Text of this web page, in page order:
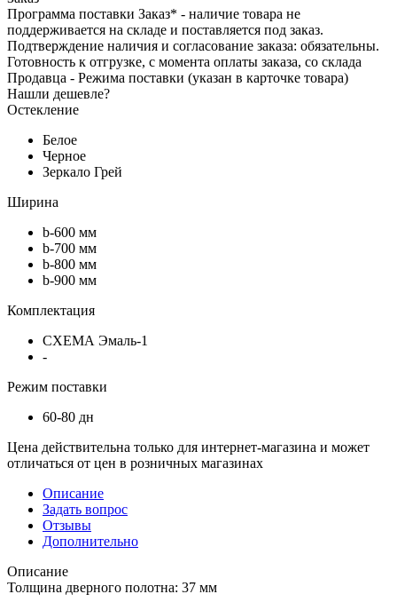
Программа поставки Заказ* - наличие товара не
поддерживается на складе и поставляется под заказ.
Подтверждение наличия и согласование заказа: обязательны.
Готовность к отгрузке, с момента оплаты заказа, со склада
Продавца - Режима поставки (указан в карточке товара)
Нашли дешевле?
Остекление
Белое
Черное
Зеркало Грей
Ширина
b-600 мм
b-700 мм
b-800 мм
b-900 мм
Комплектация
СХЕМА Эмаль-1
-
Режим поставки
60-80 дн
Цена действительна только для интернет-магазина и может
отличаться от цен в розничных магазинах
Описание
Задать вопрос
Отзывы
Дополнительно
Описание
Толщина дверного полотна: 37 мм